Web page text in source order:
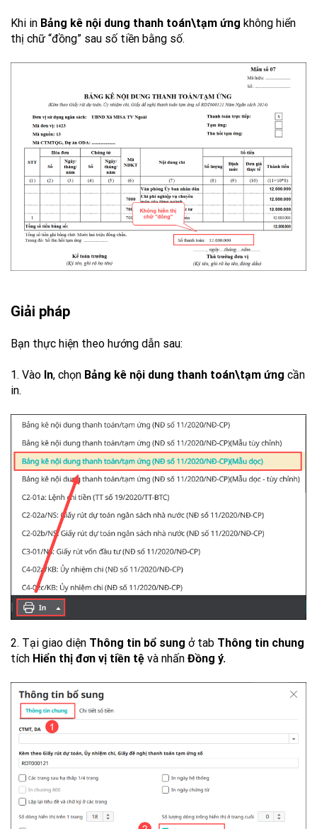
Khi in Bảng kê nội dung thanh toán\tạm ứng không hiển
thị chữ “đồng” sau số tiền bằng số.
Giải pháp
Bạn thực hiện theo hướng dẫn sau:
1. Vào In, chọn Bảng kê nội dung thanh toán\tạm ứng cần
in.
2. Tại giao diện Thông tin bổ sung ở tab Thông tin chung
tích Hiển thị đơn vị tiền tệ và nhấn Đồng ý.